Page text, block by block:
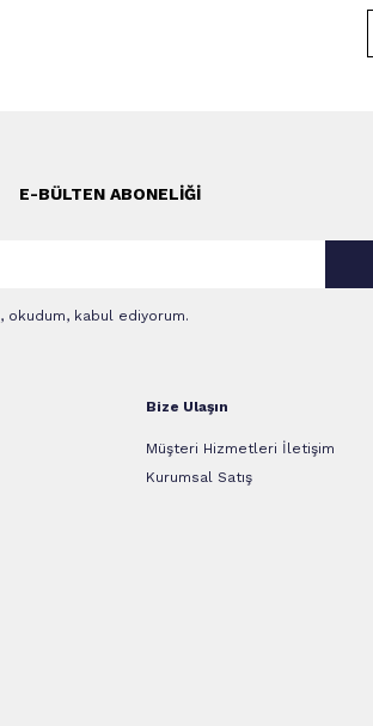
E-BÜLTEN ABONELIĞI
, okudum, kabul ediyorum.
Bize Ulaşın
Müşteri Hizmetleri İletişim
Kurumsal Satış